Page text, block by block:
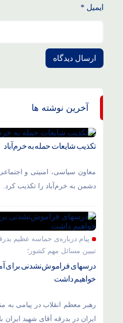
ایمیل *
آخرین نوشته ها
تکذیب شایعات حمله به خرم‌آباد
معاون سیاسی، امنیتی و
دشمن به خرم‌آباد را تکذیب کرد.
پیام درباره‌ی حماسه عظیم
تبیین مسائل مهم کشور؛
درسهای فراموش‌نشدنی برای
خواهیم داشت
رهبر معظم انقلاب در پیامی
ایران در بدرقه آقای شهید